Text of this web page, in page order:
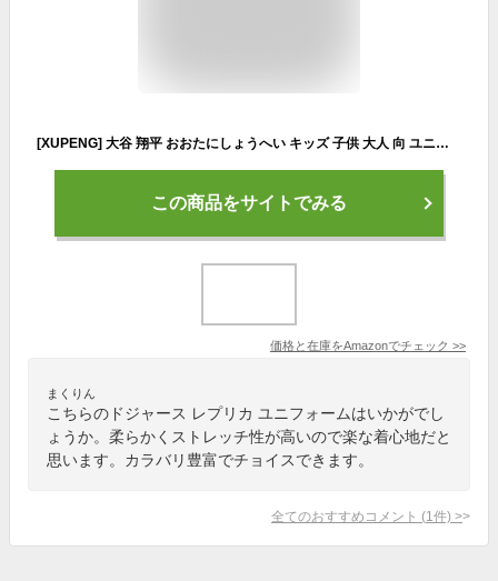
[XUPENG] 大谷 翔平 おおたにしょうへい キッズ 子供 大人 向 ユニフォーム 刺繍入り 17番 リミテッド ジャージ 非公式 (ホワイト,子供 L)
この商品をサイトでみる
価格と在庫をAmazonでチェック >>
まくりん
こちらのドジャース レプリカ ユニフォームはいかがでし
ょうか。柔らかくストレッチ性が高いので楽な着心地だと
思います。カラバリ豊富でチョイスできます。
全てのおすすめコメント (1 件) >